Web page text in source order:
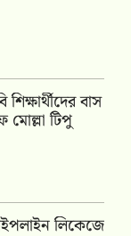
বাস
টিপু
লিকেজে